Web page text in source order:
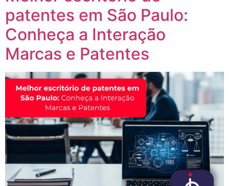
patentes em São Paulo:
Conheça a Interação
Marcas e Patentes